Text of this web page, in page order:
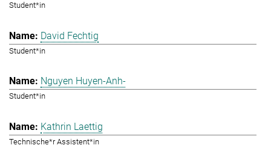
Student*in
David Fechtig
Student*in
Nguyen Huyen-Anh-
Student*in
Kathrin Laettig
Technische*r Assistent*in